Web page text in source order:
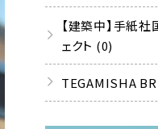
【建築中】手紙
ェクト (0)
TEGAMISHA